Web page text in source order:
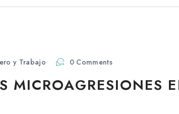
y Trabajo 0 Comments
MICROAGRESIONES